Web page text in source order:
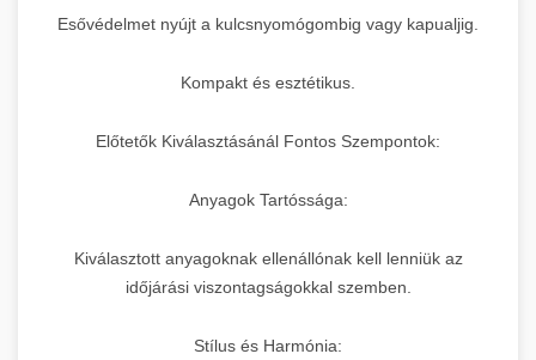
Esővédelmet nyújt a kulcsnyomógombig vagy kapualjig.
Kompakt és esztétikus.
Előtetők Kiválasztásánál Fontos Szempontok:
Anyagok Tartóssága:
Kiválasztott anyagoknak ellenállónak kell lenniük az
időjárási viszontagságokkal szemben.
Stílus és Harmónia: